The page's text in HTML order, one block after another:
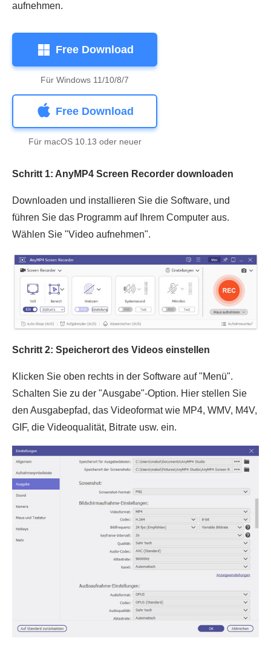
aufnehmen.
Free Download
Für Windows 11/10/8/7
Free Download
Für macOS 10.13 oder neuer
Schritt 1: AnyMP4 Screen Recorder downloaden
Downloaden und installieren Sie die Software, und
führen Sie das Programm auf Ihrem Computer aus.
Wählen Sie "Video aufnehmen".
Schritt 2: Speicherort des Videos einstellen
Klicken Sie oben rechts in der Software auf "Menü".
Schalten Sie zu der "Ausgabe"-Option. Hier stellen Sie
den Ausgabepfad, das Videoformat wie MP4, WMV, M4V,
GIF, die Videoqualität, Bitrate usw. ein.